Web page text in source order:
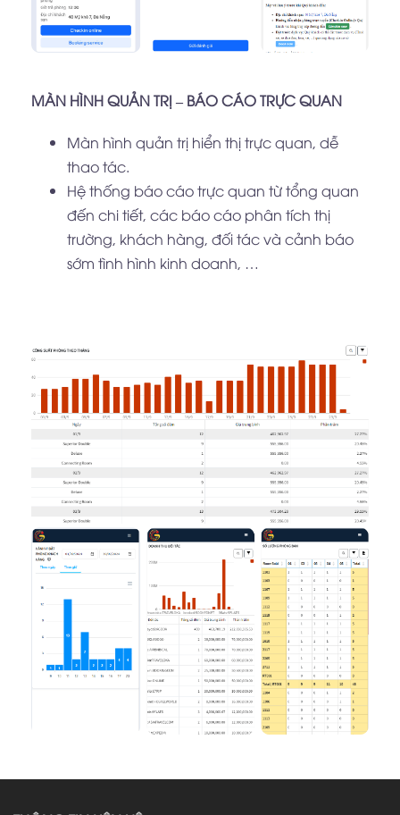
MÀN HÌNH QUẢN TRỊ – BÁO CÁO TRỰC QUAN
Màn hình quản trị hiển thị trực quan, dễ
thao tác.
Hệ thống báo cáo trực quan từ tổng quan
đến chi tiết, các báo cáo phân tích thị
trường, khách hàng, đối tác và cảnh báo
sớm tình hình kinh doanh, …